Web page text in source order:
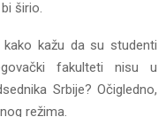
širio.
kako kažu da su studenti
fakulteti nisu u
Srbije? Očigledno,
režima.